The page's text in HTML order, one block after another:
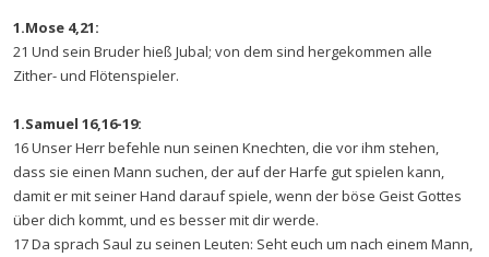
1.Mose 4,21:
21 Und sein Bruder hieß Jubal; von dem sind hergekommen alle
Zither- und Flötenspieler.
1.Samuel 16,16-19:
16 Unser Herr befehle nun seinen Knechten, die vor ihm stehen,
dass sie einen Mann suchen, der auf der Harfe gut spielen kann,
damit er mit seiner Hand darauf spiele, wenn der böse Geist Gottes
über dich kommt, und es besser mit dir werde.
17 Da sprach Saul zu seinen Leuten: Seht euch um nach einem Mann,